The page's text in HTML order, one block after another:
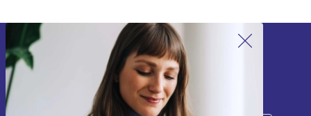
Liitu meie uudiskirjaga!
Ära jäta enam ühtegi pakkumist vahele.